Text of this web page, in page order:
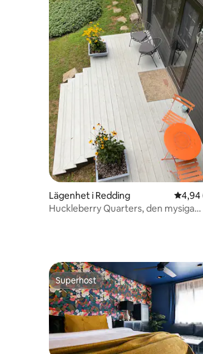
Lägenhet i Redding 4,94
4,94
Huckleberry Quarters, den mysiga
Superhost
Superhost